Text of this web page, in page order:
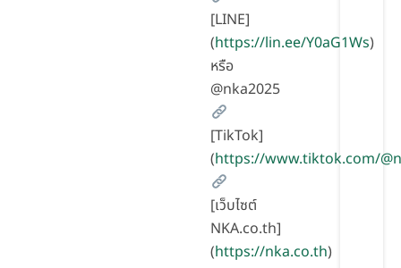
[LINE]
(https://lin.ee/Y0aG1Ws)
หรือ
@nka2025
[TikTok]
(https://www.tiktok.com/
[เว็บไซต์
NKA.co.th]
(https://nka.co.th)